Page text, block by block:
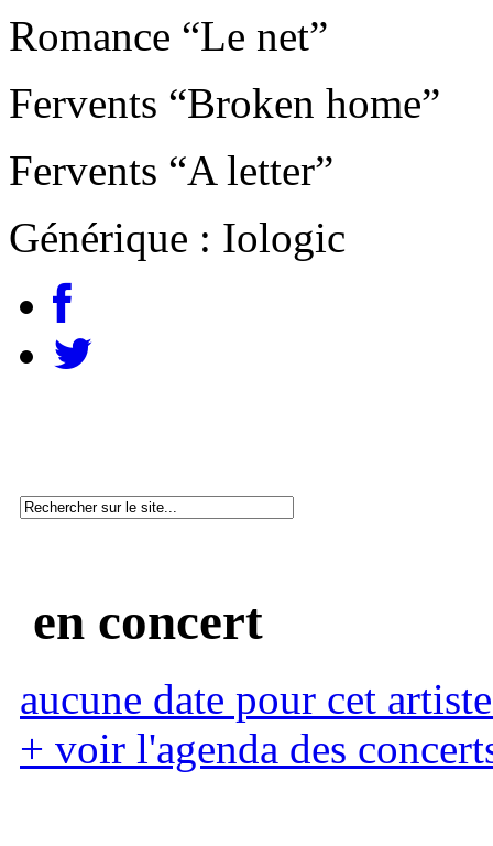
Romance “Le net”
Fervents “Broken home”
Fervents “A letter”
Générique : Iologic
en concert
aucune date pour cet
+ voir l'agenda des